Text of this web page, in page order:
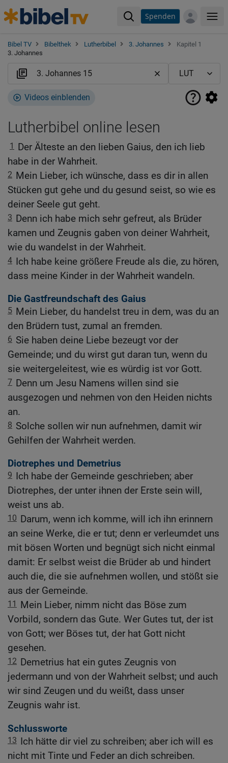
Spenden
Bibel TV Bibelthek Lutherbibel 3. Johannes
Kapitel 1
3. Johannes
Videos einblenden
Lutherbibel online lesen
1 Der Älteste an den lieben Gaius, den ich lieb
habe in der Wahrheit.
2 Mein Lieber, ich wünsche, dass es dir in allen
Stücken gut gehe und du gesund seist, so wie es
deiner Seele gut geht.
3 Denn ich habe mich sehr gefreut, als Brüder
kamen und Zeugnis gaben von deiner Wahrheit,
wie du wandelst in der Wahrheit.
4 Ich habe keine größere Freude als die, zu hören,
dass meine Kinder in der Wahrheit wandeln.
Die Gastfreundschaft des Gaius
5 Mein Lieber, du handelst treu in dem, was du an
den Brüdern tust, zumal an fremden.
6 Sie haben deine Liebe bezeugt vor der
Gemeinde; und du wirst gut daran tun, wenn du
sie weitergeleitest, wie es würdig ist vor Gott.
7 Denn um Jesu Namens willen sind sie
ausgezogen und nehmen von den Heiden nichts
an.
8 Solche sollen wir nun aufnehmen, damit wir
Gehilfen der Wahrheit werden.
Diotrephes und Demetrius
9 Ich habe der Gemeinde geschrieben; aber
Diotrephes, der unter ihnen der Erste sein will,
weist uns ab.
10 Darum, wenn ich komme, will ich ihn erinnern
an seine Werke, die er tut; denn er verleumdet uns
mit bösen Worten und begnügt sich nicht einmal
damit: Er selbst weist die Brüder ab und hindert
auch die, die sie aufnehmen wollen, und stößt sie
aus der Gemeinde.
11
Mein Lieber, nimm nicht das Böse zum
Vorbild, sondern das Gute. Wer Gutes tut, der ist
von Gott; wer Böses tut, der hat Gott nicht
gesehen.
12 Demetrius hat ein gutes Zeugnis von
jedermann und von der Wahrheit selbst; und auch
wir sind Zeugen und du weißt, dass unser
Zeugnis wahr ist.
Schlussworte
13 Ich hätte dir viel zu schreiben; aber ich will es
nicht mit Tinte und Feder an dich schreiben.